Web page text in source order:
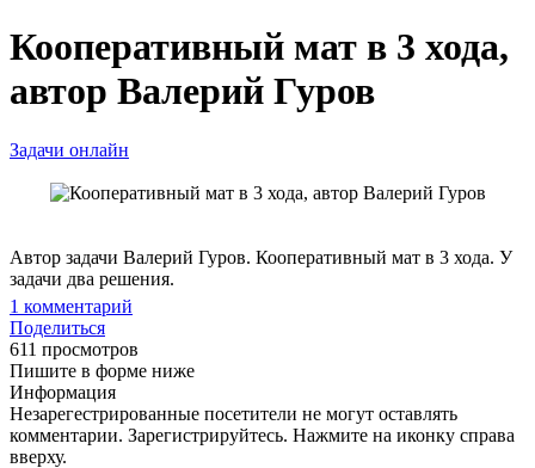
Кооперативный мат в 3 хода,
автор Валерий Гуров
Задачи онлайн
Автор задачи Валерий Гуров. Кооперативный мат в 3 хода. У
задачи два решения.
1 комментарий
Поделиться
611 просмотров
Пишите в форме ниже
Информация
Незарегестрированные посетители не могут оставлять
комментарии. Зарегистрируйтесь. Нажмите на иконку справа
вверху.